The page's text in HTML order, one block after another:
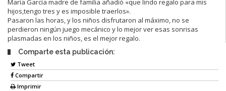
María García madre de familia añadió «que lindo regalo para mis
hijos,tengo tres y es imposible traerlos».
Pasaron las horas, y los niños disfrutaron al máximo, no se
perdieron ningún juego mecánico y lo mejor ver esas sonrisas
plasmadas en los niños, es el mejor regalo.
Comparte esta publicación:
Tweet
Compartir
Imprimir